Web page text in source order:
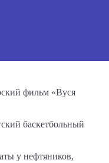
фильм «Вуся
баскетбольный
у нефтяников,